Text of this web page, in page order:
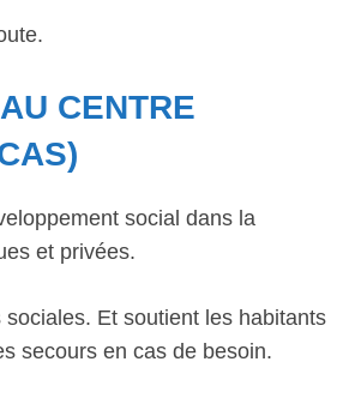
CENTRE
social dans la
et privées.
Et soutient les habitants
secours en cas de besoin.